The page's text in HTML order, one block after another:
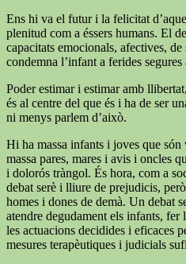
Ens hi va el futur i la felicitat
plenitud com a éssers humans. El
capacitats emocionals, afectives,
condemna l’infant a ferides
Poder estimar i estimar amb
és al centre del que és i ha de ser
ni menys parlem d’això.
Hi ha massa infants i joves que
massa pares, mares i avis i oncles
i dolorós tràngol. És hora, com a
debat serè i lliure de prejudicis,
homes i dones de demà. Un debat
atendre degudament els infants, fer
les actuacions decidides i eficaces
mesures terapèutiques i judicials